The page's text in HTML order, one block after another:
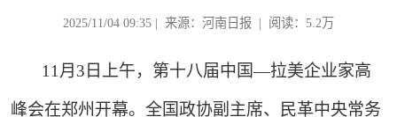
2025/11/04 09:35 | 来源：河南日报 | 阅读：5.2万
11月3日上午，第十八届中国—拉美企业家高
峰会在郑州开幕。全国政协副主席、民革中央常务